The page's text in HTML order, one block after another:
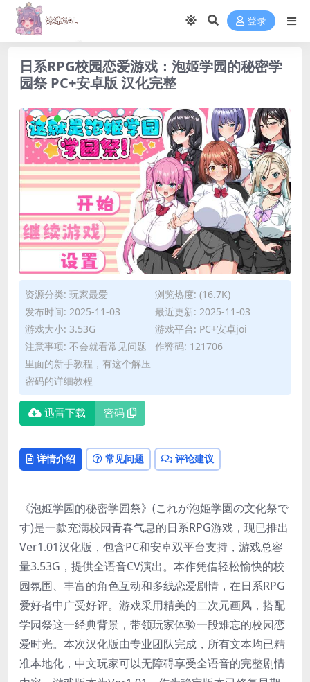
登录
日系RPG校园恋爱游戏：泡姬学园的秘密学
园祭 PC+安卓版 汉化完整
资源分类: 玩家最爱
浏览热度: (16.7K)
发布时间: 2025-11-03
最近更新: 2025-11-03
游戏大小: 3.53G
游戏平台: PC+安卓joi
注意事项: 不会就看常见问题
里面的新手教程，有这个解压
密码的详细教程
作弊码: 121706
迅雷下载 密码
详情介绍 常见问题 评论建议
《泡姬学园的秘密学园祭》(これが泡姫学園の文化祭で
す)是一款充满校园青春气息的日系RPG游戏，现已推出
Ver1.01汉化版，包含PC和安卓双平台支持，游戏总容
量3.53G，提供全语音CV演出。本作凭借轻松愉快的校
园氛围、丰富的角色互动和多线恋爱剧情，在日系RPG
爱好者中广受好评。游戏采用精美的二次元画风，搭配
学园祭这一经典背景，带领玩家体验一段难忘的校园恋
爱时光。本次汉化版由专业团队完成，所有文本均已精
准本地化，中文玩家可以无障碍享受全语音的完整剧情